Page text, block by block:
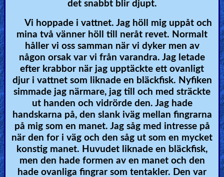
det snabbt blir djupt.
Vi hoppade i vattnet. Jag höll mig uppåt och
mina två vänner höll till neråt revet. Normalt
håller vi oss samman när vi dyker men av
någon orsak var vi från varandra. Jag letade
efter krabbor när jag upptäckte ett ovanligt
djur i vattnet som liknade en bläckfisk. Nyfiken
simmade jag närmare, jag till och med sträckte
ut handen och vidrörde den. Jag hade
handskarna på, den slank iväg mellan fingrarna
på mig som en manet. Jag såg med intresse på
när den for i väg och den såg ut som en mycket
konstig manet. Huvudet liknade en bläckfisk,
men den hade formen av en manet och den
hade ovanliga fingrar som tentakler. Den var